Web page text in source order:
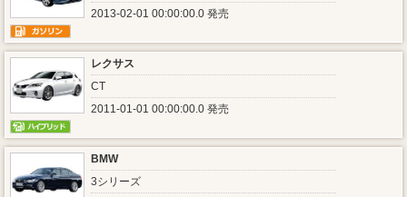
2013-02-01 00:00:00.0 発売
レクサス
CT
2011-01-01 00:00:00.0 発売
BMW
3シリーズ